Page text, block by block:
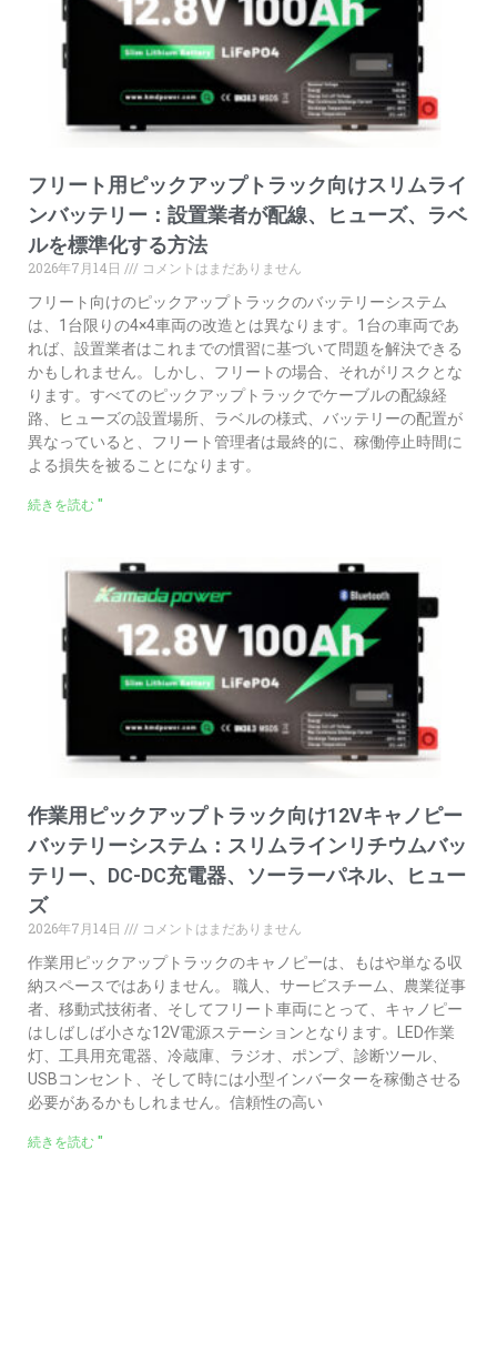
フリート用ピックアップトラック向けスリムライ
ンバッテリー：設置業者が配線、ヒューズ、ラベ
ルを標準化する方法
2026年7月14日
コメントはまだありません
フリート向けのピックアップトラックのバッテリーシステム
は、1台限りの4×4車両の改造とは異なります。1台の車両であ
れば、設置業者はこれまでの慣習に基づいて問題を解決できる
かもしれません。しかし、フリートの場合、それがリスクとな
ります。すべてのピックアップトラックでケーブルの配線経
路、ヒューズの設置場所、ラベルの様式、バッテリーの配置が
異なっていると、フリート管理者は最終的に、稼働停止時間に
よる損失を被ることになります。
続きを読む "
作業用ピックアップトラック向け12Vキャノピー
バッテリーシステム：スリムラインリチウムバッ
テリー、DC-DC充電器、ソーラーパネル、ヒュー
ズ
2026年7月14日
コメントはまだありません
作業用ピックアップトラックのキャノピーは、もはや単なる収
納スペースではありません。 職人、サービスチーム、農業従事
者、移動式技術者、そしてフリート車両にとって、キャノピー
はしばしば小さな12V電源ステーションとなります。LED作業
灯、工具用充電器、冷蔵庫、ラジオ、ポンプ、診断ツール、
USBコンセント、そして時には小型インバーターを稼働させる
必要があるかもしれません。信頼性の高い
続きを読む "